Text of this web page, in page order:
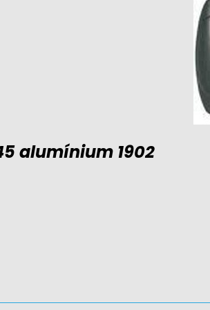
alumínium 1902